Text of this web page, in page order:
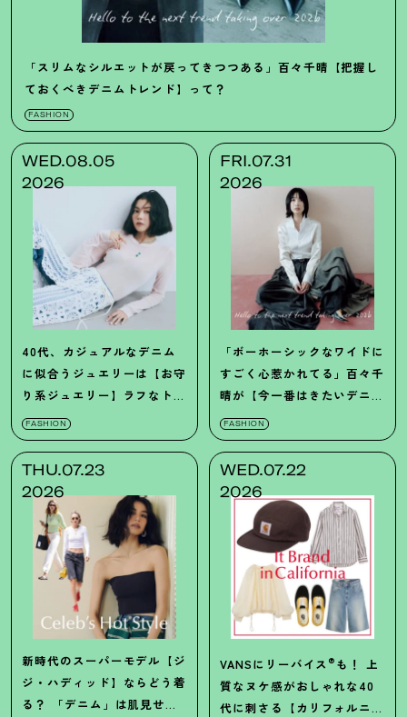
「スリムなシルエットが戻ってきつつある」百々千晴【把握し
ておくべきデニムトレンド】って ？
FASHION
WED.08.05
2026
40代、カジュアルなデニム
に似合うジュエリーは【お守
り系ジュエリー】ラフなトッ
プスも旬顔に
FASHION
FRI.07.31
2026
「ボーホーシックなワイドに
すごく心惹かれてる」百々千
晴が【今一番はきたいデニ
ム】って
FASHION
THU.07.23
2026
新時代のスーパーモデル【ジ
ジ・ハディッド】ならどう着
る ？
「デニム」は肌見せで
WED.07.22
2026
VANSにリーバイス ® も ！ 上
質なヌケ感がおしゃれな40
代に刺さる【カリフォルニア